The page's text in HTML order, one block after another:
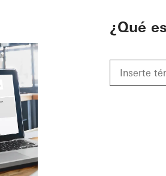
¿Qué